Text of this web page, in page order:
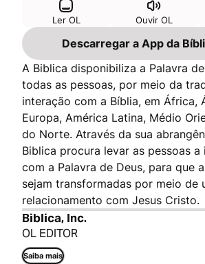
Ler OL Ouvir OL
Descarregar a App da
A Biblica disponibiliza a Palavra
todas as pessoas, por meio da
interação com a Bíblia, em África,
Europa, América Latina, Médio
do Norte. Através da sua
Biblica procura levar as pessoas a
com a Palavra de Deus, para que
sejam transformadas por meio de
relacionamento com Jesus Cristo.
Biblica, Inc.
OL EDITOR
Saiba mais